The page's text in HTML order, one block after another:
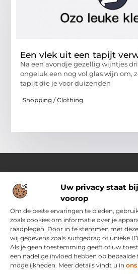
Uw privacy staat
voorop
Om de beste ervaringen te bieden,
zoals cookies om informatie over je
raadplegen. Door in te stemmen met
wij gegevens zoals surfgedrag of unieke
Als je geen toestemming geeft of uw
een nadelige invloed hebben op bepaalde
mogelijkheden. Meer details vindt u in
Een vlek uit een tapijt
Na een avondje gezellig wijntjes
ongeluk een nog vol glas wijn om,
tapijt die je voor duizenden
Shopping / Clothing
Over Ozoleukekleding.nl
Jouw inspiratiebron voor stijlvolle en
Laat je verrassen door onze
kledingadvies en creatieve ideeën.
tips en originele inspiratie elke dag
voor de dag komt.
Main Links